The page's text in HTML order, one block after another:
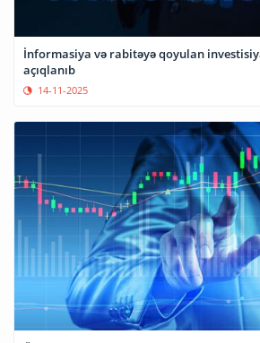
İnformasiya və rabitəyə qoyulan
açıqlanıb
14-11-2025